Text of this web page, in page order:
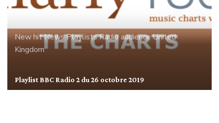
New hitNewsPlaylistsRadio audienceUnited
Kingdom
Playlist BBC Radio 2 du 26 octobre 2019